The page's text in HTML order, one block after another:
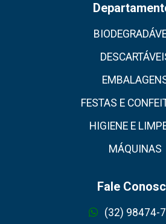
FESTAS E
HIGIENE E
MÁQUINAS
Fale
(32) 98474-